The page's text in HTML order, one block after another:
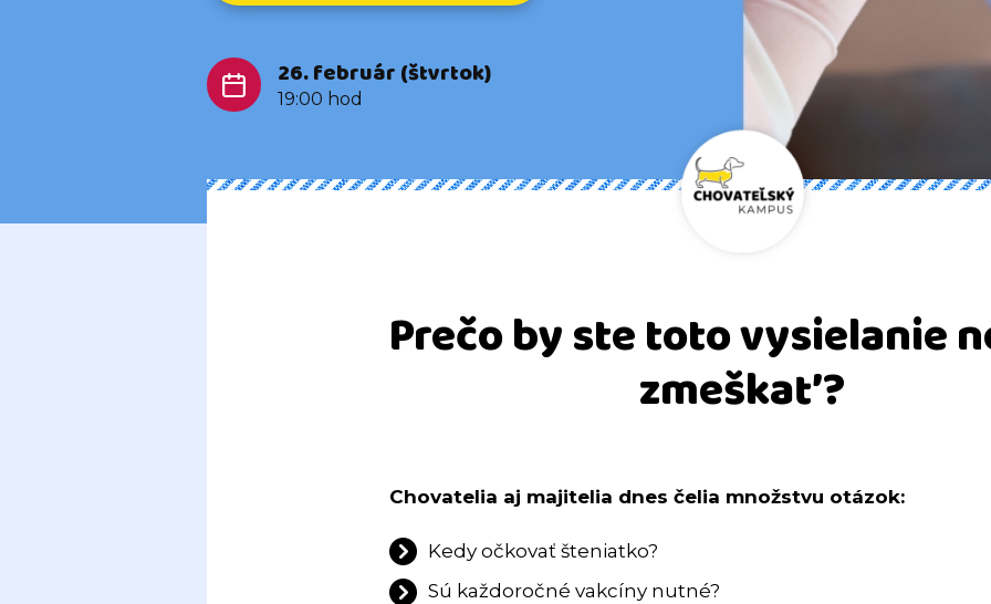
26. február (štvrtok)
19:00 hod
Prečo by ste toto vysielanie
zmeškať?
Chovatelia aj majitelia dnes čelia množstvu otázok:
Kedy očkovať šteniatko?
Sú každoročné vakcíny nutné?